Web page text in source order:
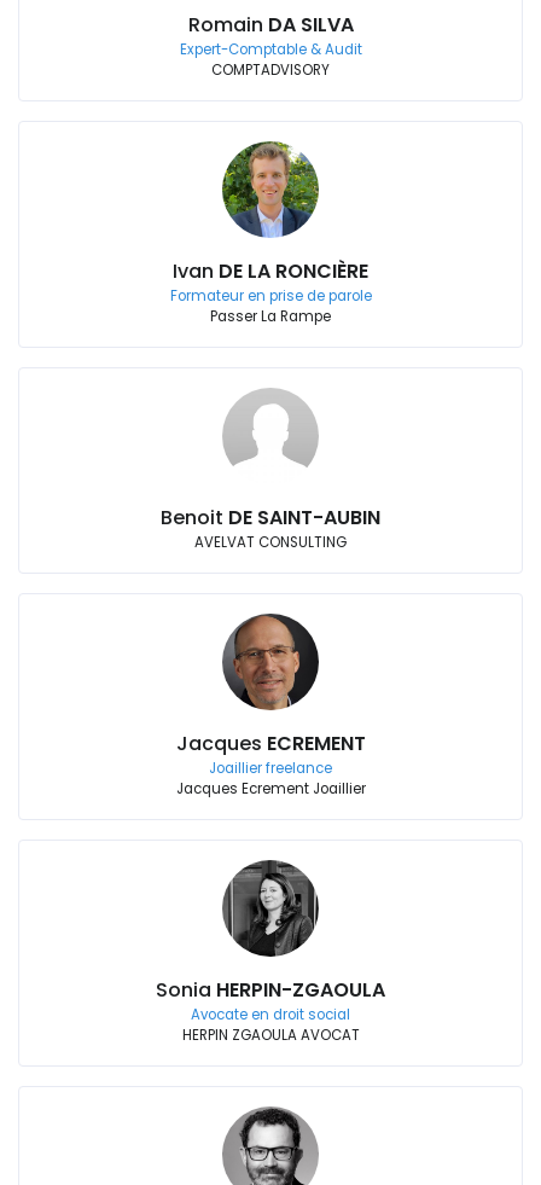
Romain DA SILVA
Expert-Comptable & Audit
COMPTADVISORY
Ivan DE LA RONCIÈRE
Formateur en prise de parole
Passer La Rampe
Benoit DE SAINT-AUBIN
AVELVAT CONSULTING
Jacques ECREMENT
Joaillier freelance
Jacques Ecrement Joaillier
Sonia HERPIN-ZGAOULA
Avocate en droit social
HERPIN ZGAOULA AVOCAT